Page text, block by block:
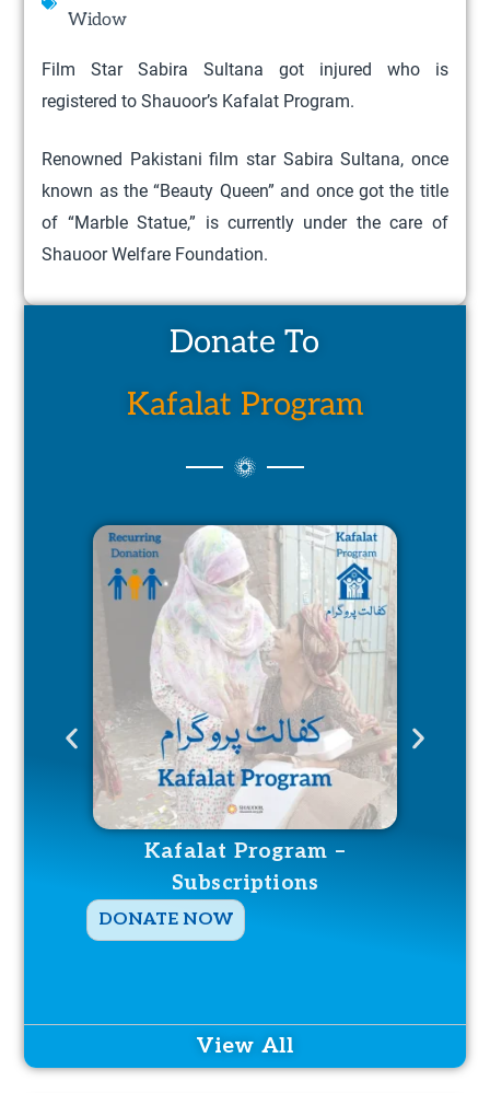
Widow
Film Star Sabira Sultana got injured who is
registered to Shauoor’s Kafalat Program.
Renowned Pakistani film star Sabira Sultana, once
known as the “Beauty Queen” and once got the title
of “Marble Statue,” is currently under the care of
Shauoor Welfare Foundation.
Donate To
Kafalat Program
Kafalat Program –
Subscriptions
DONATE NOW T
p
r
View All